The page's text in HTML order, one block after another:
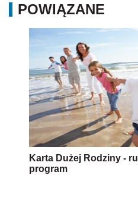
POWIĄZANE
Karta Dużej Rodziny -
program